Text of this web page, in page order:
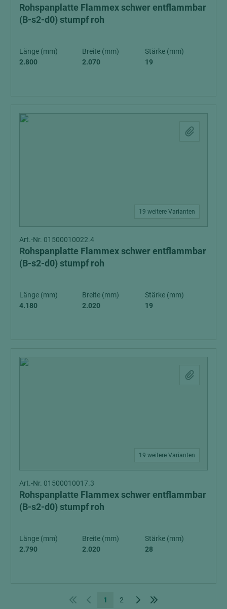
Rohspanplatte Flammex schwer entflammbar
(B-s2-d0) stumpf roh
Länge (mm)
2.800
Breite (mm)
2.070
Stärke (mm)
19
19 weitere Varianten
Art.-Nr. 01500010022.4
Rohspanplatte Flammex schwer entflammbar
(B-s2-d0) stumpf roh
Länge (mm)
4.180
Breite (mm)
2.020
Stärke (mm)
19
19 weitere Varianten
Art.-Nr. 01500010017.3
Rohspanplatte Flammex schwer entflammbar
(B-s2-d0) stumpf roh
Länge (mm)
2.790
Breite (mm)
2.020
Stärke (mm)
28
1 2